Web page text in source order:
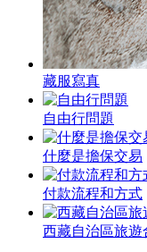
藏服寫真
自由行問題
什麼是擔保交易
付款流程和方式
西藏自治區旅遊